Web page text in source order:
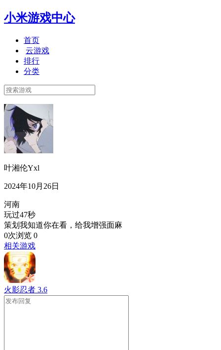
小米游戏中心
首页
云游戏
排行
分类
叶湘伦Yxl
2024年10月26日
河南
玩过47秒
策划我知道你在看，给我增强面麻
0次浏览 0
相关游戏
火影忍者 3.6